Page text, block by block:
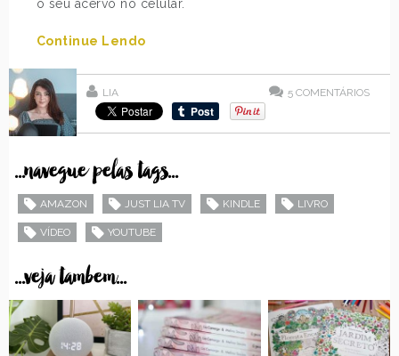
o seu acervo no celular.
Continue Lendo
LIA 5 COMENTÁRIOS
...navegue pelas tags...
AMAZON JUST LIA TV KINDLE LIVRO
VÍDEO YOUTUBE
...veja tambem...